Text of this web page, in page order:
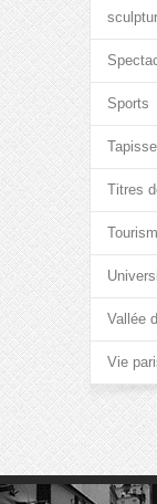
Sports
Titres
Vallée
Vie